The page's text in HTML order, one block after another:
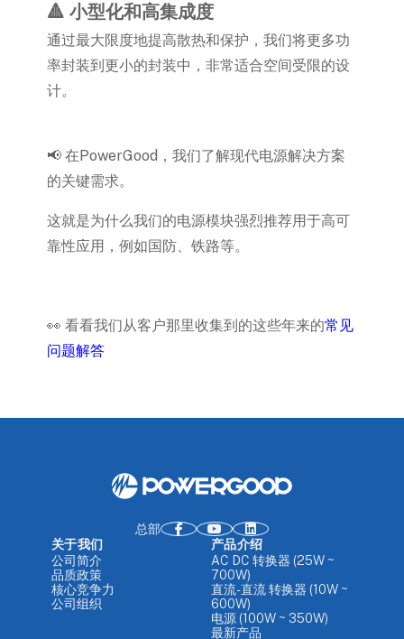
🔺 小型化和高集成度
通过最大限度地提高散热和保护，我们将更多功
率封装到更小的封装中，非常适合空间受限的设
计。
📢 在PowerGood，我们了解现代电源解决方案
的关键需求。
这就是为什么我们的电源模块强烈推荐用于高可
靠性应用，例如国防、铁路等。
👀 看看我们从客户那里收集到的这些年来的常见
问题解答
总部
关于我们
公司简介
品质政策
核心竞争力
公司组织
产品介绍
AC DC 转换器 (25W ~
700W)
直流-直流 转换器 (10W ~
600W)
电源 (100W ~ 350W)
最新产品